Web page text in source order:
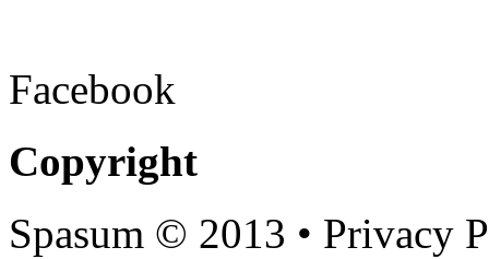
Facebook
Copyright
Spasum © 2013 • Privacy